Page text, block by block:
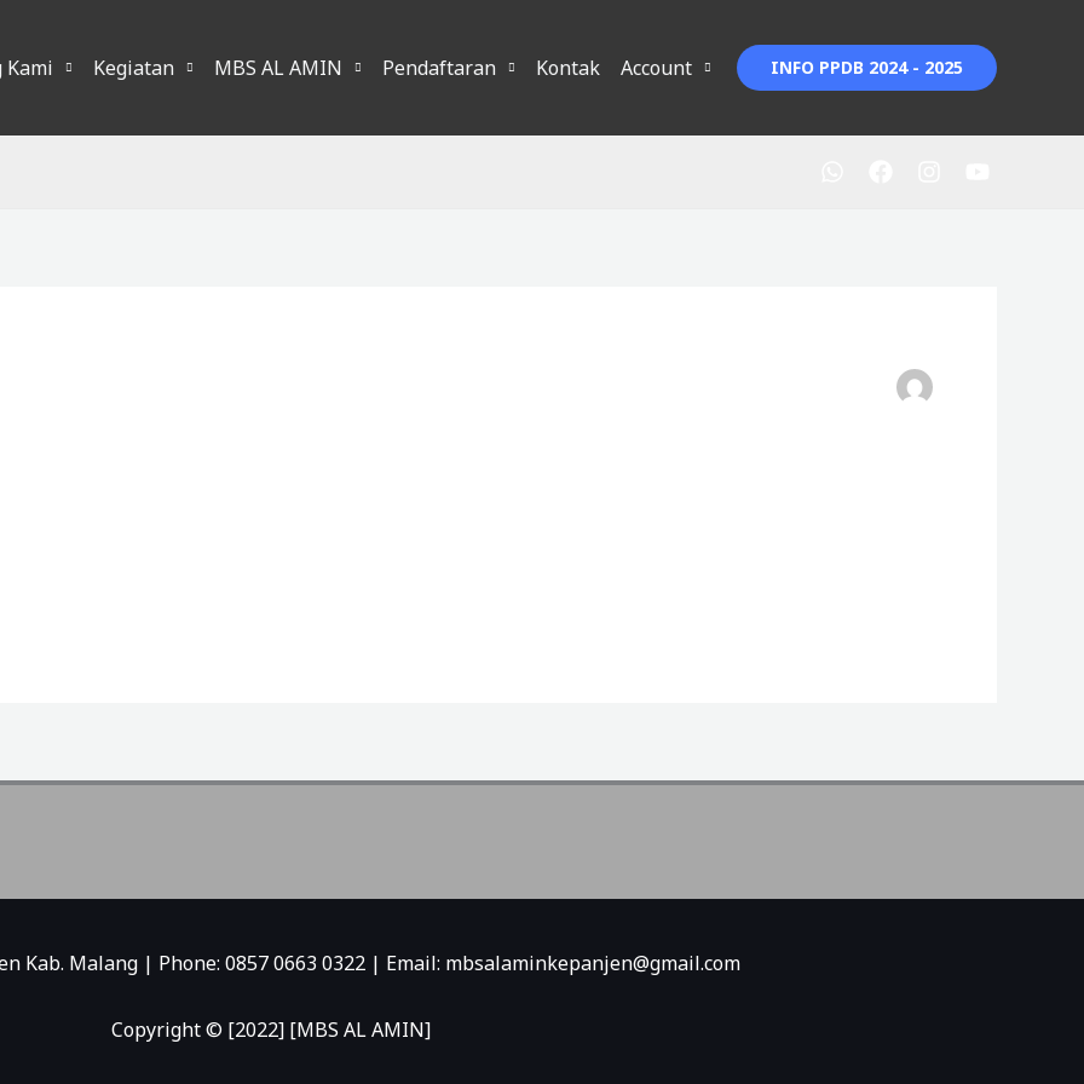
Kami Kegiatan MBS AL AMIN Pendaftaran Kontak Account INFO PPDB 2024 - 2025
Kab. Malang | Phone: 0857 0663 0322 | Email: mbsalaminkepanjen@gmail.com
Copyright © [2022] [MBS AL AMIN]